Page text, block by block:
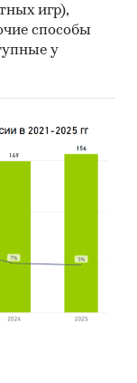
игр),
способы
у